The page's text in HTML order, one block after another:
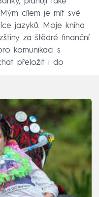
cílem je mít své
jazyků. Moje kniha
za štědré finanční
komunikaci s
přeložit i do